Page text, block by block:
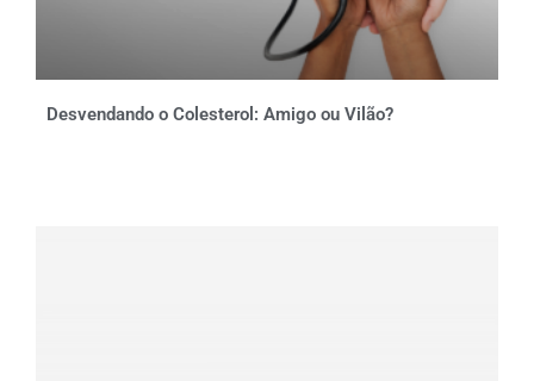
Desvendando o Colesterol: Amigo ou Vilão?